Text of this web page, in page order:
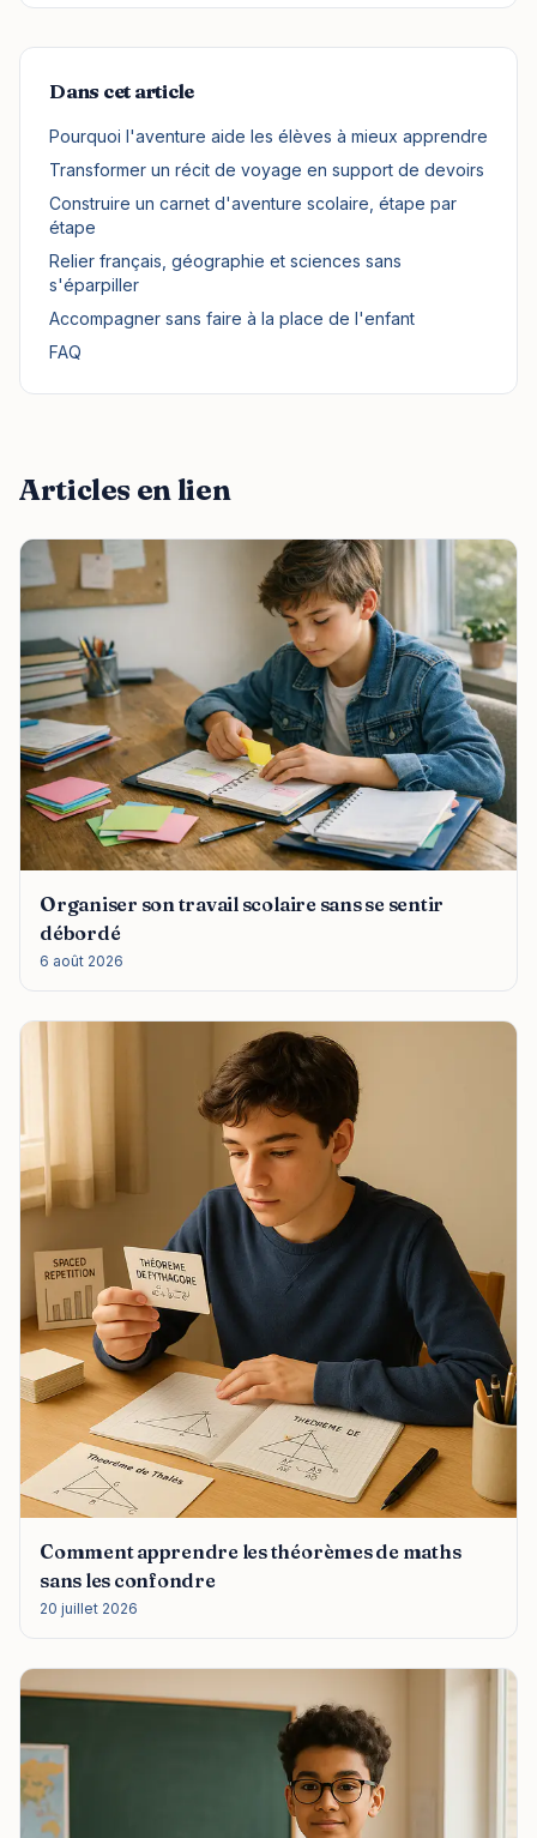
Dans cet article
Pourquoi l'aventure aide les élèves à mieux apprendre
Transformer un récit de voyage en support de devoirs
Construire un carnet d'aventure scolaire, étape par
étape
Relier français, géographie et sciences sans
s'éparpiller
Accompagner sans faire à la place de l'enfant
FAQ
Articles en lien
Organiser son travail scolaire sans se sentir
débordé
6 août 2026
Comment apprendre les théorèmes de maths
sans les confondre
20 juillet 2026